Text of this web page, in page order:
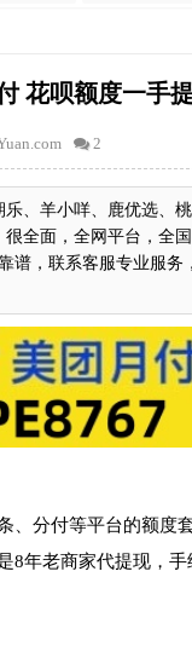
花呗额度一手
2
、羊小咩、鹿优选、桃
全面，全网平台，全
谱，联系客服专业服务
、分付等平台的额度
8年老商家代提现，